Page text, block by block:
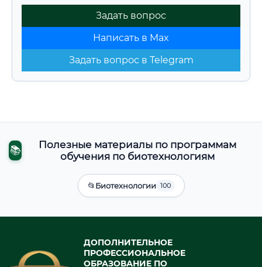
Задать вопрос
Написать в Max
Задать вопрос в Telegram
📚
Полезные материалы по программам
обучения по биотехнологиям
📂Биотехнологии 100
ДОПОЛНИТЕЛЬНОЕ
ПРОФЕССИОНАЛЬНОЕ
ОБРАЗОВАНИЕ ПО